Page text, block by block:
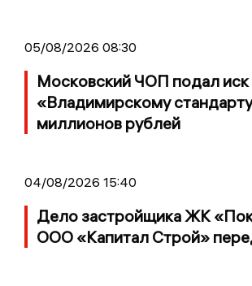
05/08/2026 08:30
Московский ЧОП подал иск
«Владимирскому
миллионов рублей
04/08/2026 15:40
Дело застройщика ЖК
ООО «Капитал Строй»